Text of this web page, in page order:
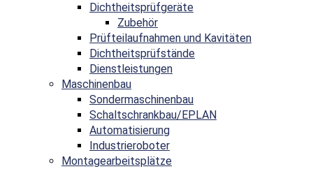
Dichtheitsprüfgeräte
Zubehör
Prüfteilaufnahmen und Kavitäten
Dichtheitsprüfstände
Dienstleistungen
Maschinenbau
Sondermaschinenbau
Schaltschrankbau/EPLAN
Automatisierung
Industrieroboter
Montagearbeitsplätze